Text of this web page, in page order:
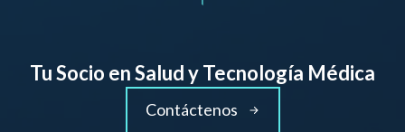
Tu Socio en Salud y Tecnología Médica
Contáctenos